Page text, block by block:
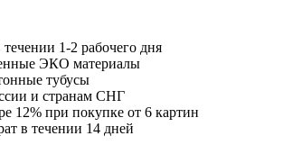
1-2 рабочего дня
ЭКО материалы
тубусы
и странам СНГ
12% при покупке от 6 картин
в течении 14 дней